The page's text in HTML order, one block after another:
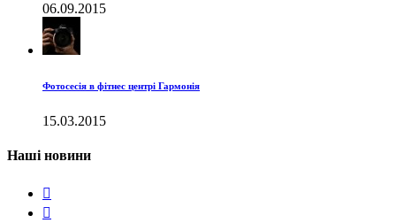
06.09.2015
Фотосесія в фітнес центрі Гармонія
15.03.2015
Наші новини

